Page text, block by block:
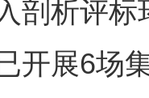
剖析评
开展6场